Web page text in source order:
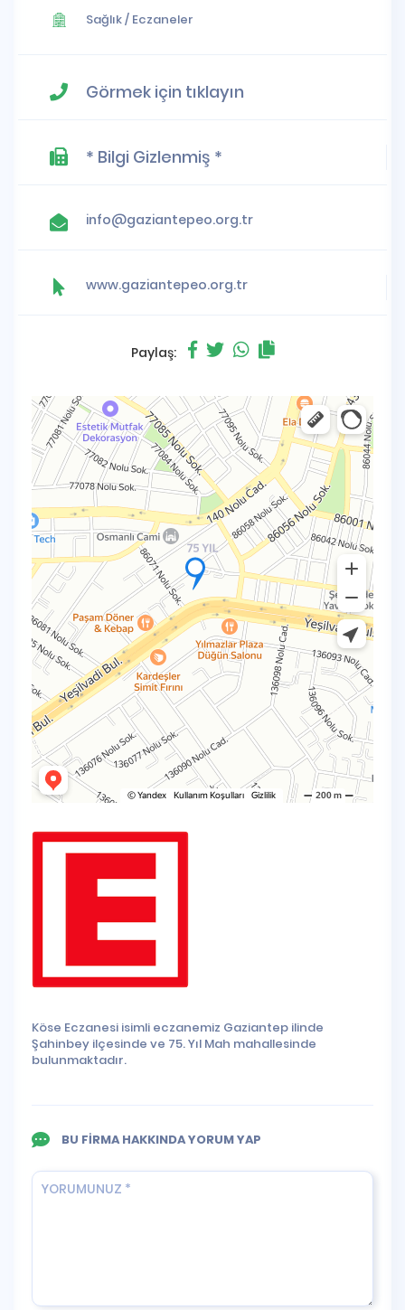
Sağlık/ Eczaneler
Görmek için tıklayın
* Bilgi Gizlenmiş *
info@gaziantepeo.org.tr
www.gaziantepeo.org.tr
Paylaş:
Köse Eczanesi isimli eczanemiz Gaziantep ilinde
Şahinbey ilçesinde ve 75. Yıl Mah mahallesinde
bulunmaktadır.
BU FİRMA HAKKINDA YORUM YAP